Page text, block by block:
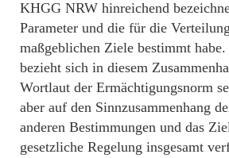
KHGG NRW hinreichend
Parameter und die für die
maßgeblichen Ziele bestimmt
bezieht sich in diesem
Wortlaut der Ermächtigungsnorm
aber auf den Sinnzusammenhang
anderen Bestimmungen und das
gesetzliche Regelung insgesamt